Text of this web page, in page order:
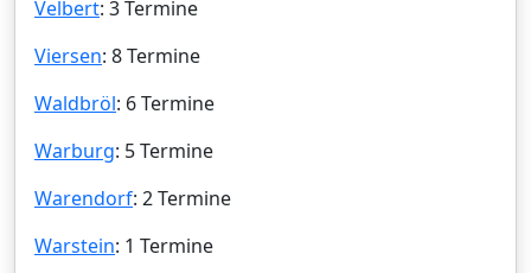
Velbert: 3 Termine
Viersen: 8 Termine
Waldbröl: 6 Termine
Warburg: 5 Termine
Warendorf: 2 Termine
Warstein: 1 Termine